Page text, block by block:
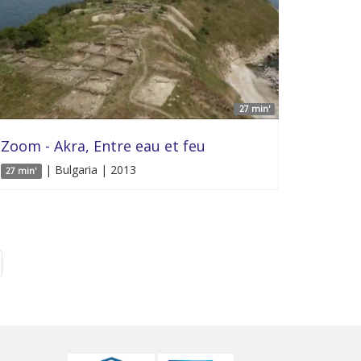
27 min'
Zoom - Akra, Entre eau et feu
27 min' | Bulgaria | 2013